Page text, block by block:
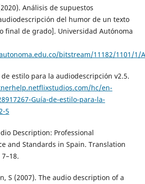
Análisis de supuestos
del humor de un texto
final de grado]. Universidad Autónoma
bitstream/11182/1101/1/
estilo para la audiodescripción v2.5.
hc/en-
Guía-de-estilo-para-la-
5
Description: Professional
and Standards in Spain. Translation
S (2007). The audio description of a